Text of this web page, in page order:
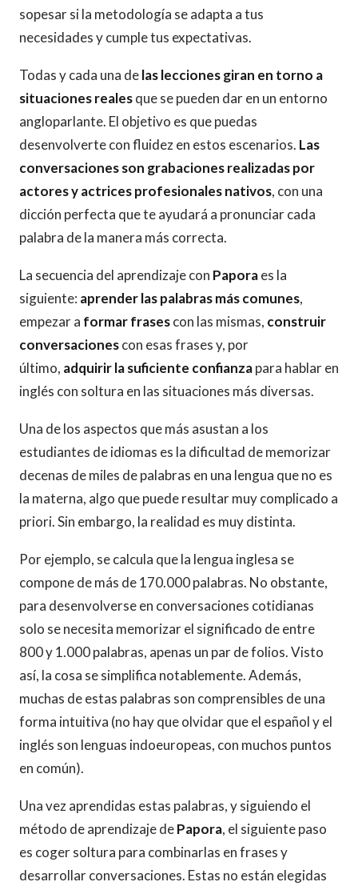
sopesar si la metodología se adapta a tus
necesidades y cumple tus expectativas.
Todas y cada una delas lecciones giran en torno a
situaciones realesque se pueden dar en un entorno
angloparlante. El objetivo es que puedas
desenvolverte con fluidez en estos escenarios. Las
conversaciones son grabaciones realizadas por
actores y actrices profesionales nativos, con una
dicción perfecta que te ayudará a pronunciar cada
palabra de la manera más correcta.
La secuencia del aprendizaje con Paporaes la
siguiente: aprender las palabras más comunes,
empezar a formar frasescon las mismas, construir
conversacionescon esas frases y, por
último, adquirir la suficiente confianzapara hablar en
inglés con soltura en las situaciones más diversas.
Una de los aspectos que más asustan a los
estudiantes de idiomas es la dificultad de memorizar
decenas de miles de palabras en una lengua que no es
la materna, algo que puede resultar muy complicado a
priori. Sin embargo, la realidad es muy distinta.
Por ejemplo, se calcula que la lengua inglesa se
compone de más de 170.000 palabras. No obstante,
para desenvolverse en conversaciones cotidianas
solo se necesita memorizar el significado de entre
800 y 1.000 palabras, apenas un par de folios. Visto
así, la cosa se simplifica notablemente. Además,
muchas de estas palabras son comprensibles de una
forma intuitiva (no hay que olvidar que el español y el
inglés son lenguas indoeuropeas, con muchos puntos
en común).
Una vez aprendidas estas palabras, y siguiendo el
método de aprendizaje dePapora, el siguiente paso
es coger soltura para combinarlas en frases y
desarrollar conversaciones. Estas no están elegidas